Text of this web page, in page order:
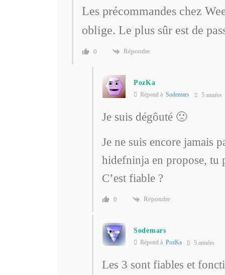
Les précommandes chez
oblige. Le plus sûr est de
0 Répondre
PozKa
Répond à Sodemars 5 années
Je suis dégôuté 🙁
Je ne suis encore jamais
hidefninja en propose, tu
C’est fiable ?
0 Répondre
Sodemars
Répond à PozKa 5 années
Les 3 sont fiables et